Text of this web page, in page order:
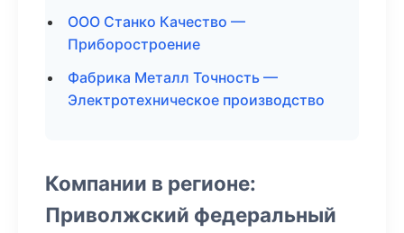
ООО Станко Качество —
Приборостроение
Фабрика Металл Точность —
Электротехническое производство
Компании в регионе:
Приволжский федеральный